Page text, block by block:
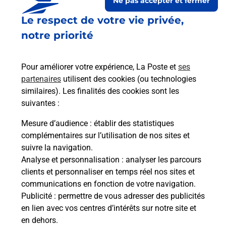
Le respect de votre vie privée,
notre priorité
Pour améliorer votre expérience, La Poste et ses
partenaires utilisent des cookies (ou technologies
similaires). Les finalités des cookies sont les
suivantes :
Mesure d’audience : établir des statistiques
complémentaires sur l’utilisation de nos sites et
suivre la navigation.
Analyse et personnalisation : analyser les parcours
clients et personnaliser en temps réel nos sites et
communications en fonction de votre navigation.
Publicité : permettre de vous adresser des publicités
en lien avec vos centres d’intérêts sur notre site et
en dehors.
Prochaine collecte du courriersamedià 08h00
21 Grande Rue
52500 Gilley
Itinéraire
Le lien s'ouvre dans un nouvel onglet